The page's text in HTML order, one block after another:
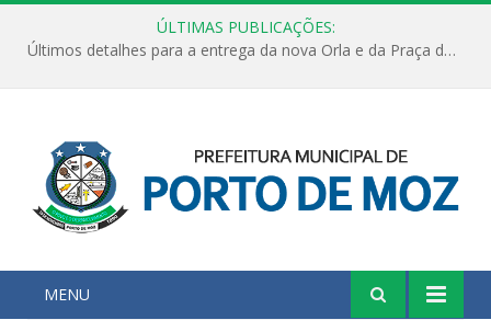
ÚLTIMAS PUBLICAÇÕES:
Últimos detalhes para a entrega da nova Orla e da Praça do Praião
MENU